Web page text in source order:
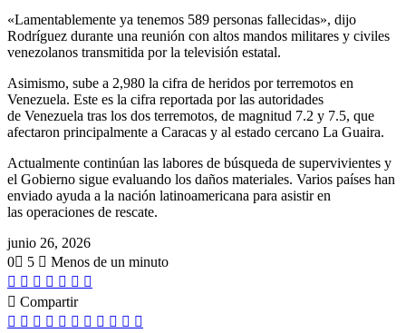
«Lamentablemente ya tenemos 589 personas fallecidas», dijo
Rodríguez durante una reunión con altos mandos militares y civiles
venezolanos transmitida por la televisión estatal.
Asimismo, sube a 2,980 la cifra de heridos por terremotos en
Venezuela. Este es la cifra reportada por las autoridades
de Venezuela tras los dos terremotos, de magnitud 7.2 y 7.5, que
afectaron principalmente a Caracas y al estado cercano La Guaira.
Actualmente continúan las labores de búsqueda de supervivientes y
el Gobierno sigue evaluando los daños materiales. Varios países han
enviado ayuda a la nación latinoamericana para asistir en
las operaciones de rescate.
junio 26, 2026
0
5
Menos de un minuto
Facebook
Twitter
LinkedIn
Tumblr
Pinterest
Reddit
Compartir
Facebook
Twitter
LinkedIn
Tumblr
Pinterest
Reddit
VKontakte
Odnoklassniki
Pocket
Compartir